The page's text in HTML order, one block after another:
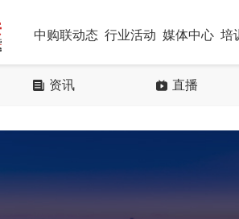
中购联动态 行业活动 媒体中心 培
资讯 直播